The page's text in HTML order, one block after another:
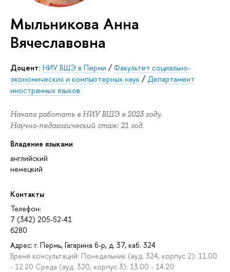
Мыльникова Анна
Вячеславовна
Доцент: НИУ ВШЭ в Перми / Факультет социально-
экономических и компьютерных наук / Департамент
иностранных языков
Начала работать в НИУ ВШЭ в 2023 году.
Научно-педагогический стаж: 21 год.
Владение языками
английский
немецкий
Контакты
Телефон:
7 (342) 205-52-41
6280
Адрес: г. Пермь, Гагарина б-р, д. 37, каб. 324
Время консультаций: Понедельник (ауд. 324, корпус 2): 11.00
- 12.20 Среда (ауд. 320, корпус 3): 13.00 - 14.20